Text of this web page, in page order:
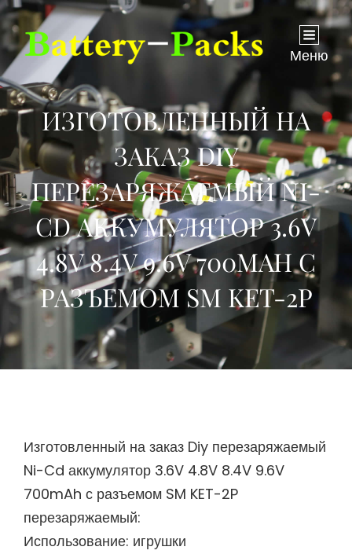
Меню
ИЗГОТОВЛЕННЫЙ НА
ЗАКАЗ DIY
ПЕРЕЗАРЯЖАЕМЫЙ NI-
CD АККУМУЛЯТОР 3.6V
4.8V 8.4V 9.6V 700MAH С
РАЗЪЕМОМ SM KET-2P
Изготовленный на заказ Diy перезаряжаемый
Ni-Cd аккумулятор 3.6V 4.8V 8.4V 9.6V
700mAh с разъемом SM KET-2P
перезаряжаемый:
Использование: игрушки